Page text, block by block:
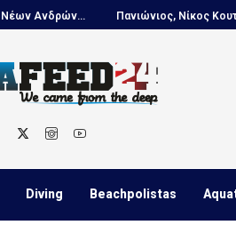
Πανιώνιος, Νίκος Κουτουβάκης στο...
Diving Beachpolistas